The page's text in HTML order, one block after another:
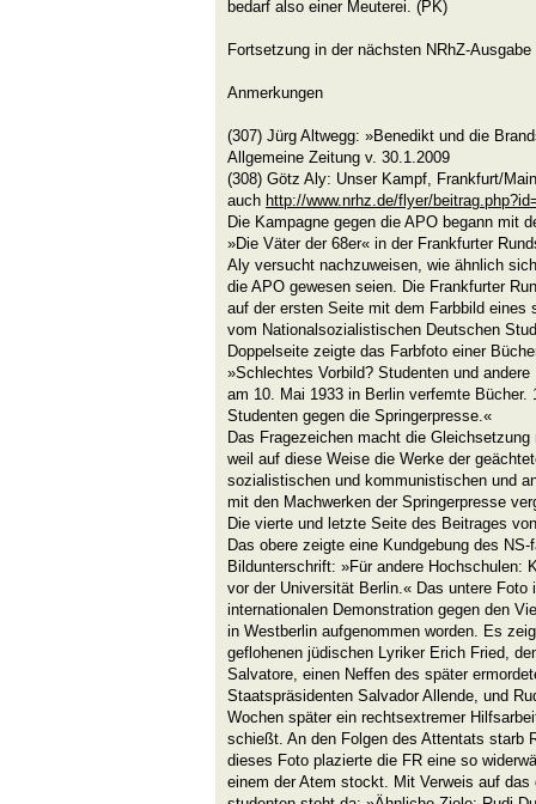
bedarf also einer Meuterei. (PK)
Fortsetzung in der nächsten NRhZ-Ausgabe
Anmerkungen
(307) Jürg Altwegg: »Benedikt und die
Allgemeine Zeitung v. 30.1.2009
(308) Götz Aly: Unser Kampf, Frankfurt/
auch http://www.nrhz.de/flyer/
Die Kampagne gegen die APO begann mit
»Die Väter der 68er« in der Frankfurter
Aly versucht nachzuweisen, wie ähnlich
die APO gewesen seien. Die Frankfurter
auf der ersten Seite mit dem Farbbild eines
vom Nationalsozialistischen Deutschen
Doppelseite zeigte das Farbfoto einer
»Schlechtes Vorbild? Studenten und
am 10. Mai 1933 in Berlin verfemte Bücher.
Studenten gegen die Springerpresse.«
Das Fragezeichen macht die
weil auf diese Weise die Werke der
sozialistischen und kommunistischen und
mit den Machwerken der Springerpresse
Die vierte und letzte Seite des Beitrages
Das obere zeigte eine Kundgebung des
Bildunterschrift: »Für andere Hochschulen:
vor der Universität Berlin.« Das untere Foto
internationalen Demonstration gegen den
in Westberlin aufgenommen worden. Es
geflohenen jüdischen Lyriker Erich Fried,
Salvatore, einen Neffen des später
Staatspräsidenten Salvador Allende, und
Wochen später ein rechtsextremer
schießt. An den Folgen des Attentats starb
dieses Foto plazierte die FR eine so
einem der Atem stockt. Mit Verweis auf